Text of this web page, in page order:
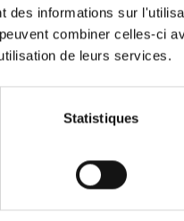
des informations sur
combiner celles-ci
de leurs services.
Statistiques
Marketing like a PRO
2023 352